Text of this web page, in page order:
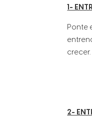
1-
Ponte
crecer.
2-